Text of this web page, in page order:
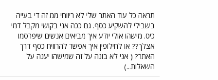
תראה כל עוד האתר שלי לא ריווחי ממ זה די בעייה
בשבילי להשקיע כסף. גם ככה אני בקושי מקבל דמי
כיס. מישהו אולי יודע איך מביאים אנשים שיפרסמו
אצלך?? או לחילופין איך אפשר להרוויח כסף דרך
האתר? ( אני לא בונה על זה שמישהו יענה על
השאלות...)